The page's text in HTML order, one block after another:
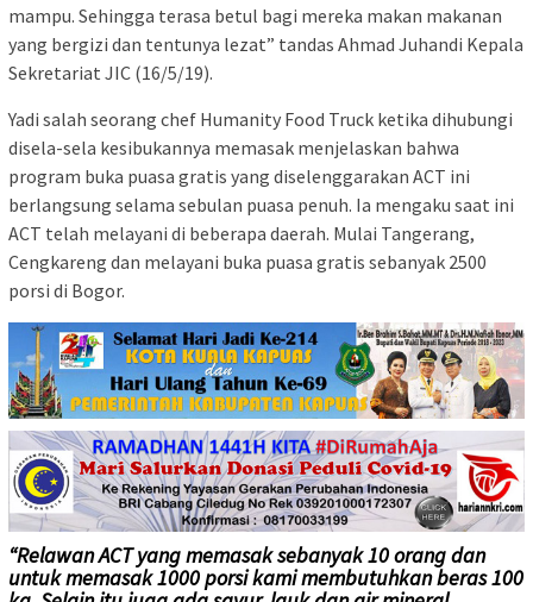
mampu. Sehingga terasa betul bagi mereka makan makanan
yang bergizi dan tentunya lezat” tandas Ahmad Juhandi Kepala
Sekretariat JIC (16/5/19).
Yadi salah seorang chef Humanity Food Truck ketika dihubungi
disela-sela kesibukannya memasak menjelaskan bahwa
program buka puasa gratis yang diselenggarakan ACT ini
berlangsung selama sebulan puasa penuh. Ia mengaku saat ini
ACT telah melayani di beberapa daerah. Mulai Tangerang,
Cengkareng dan melayani buka puasa gratis sebanyak 2500
porsi di Bogor.
“Relawan ACT yang memasak sebanyak 10 orang dan
untuk memasak 1000 porsi kami membutuhkan beras 100